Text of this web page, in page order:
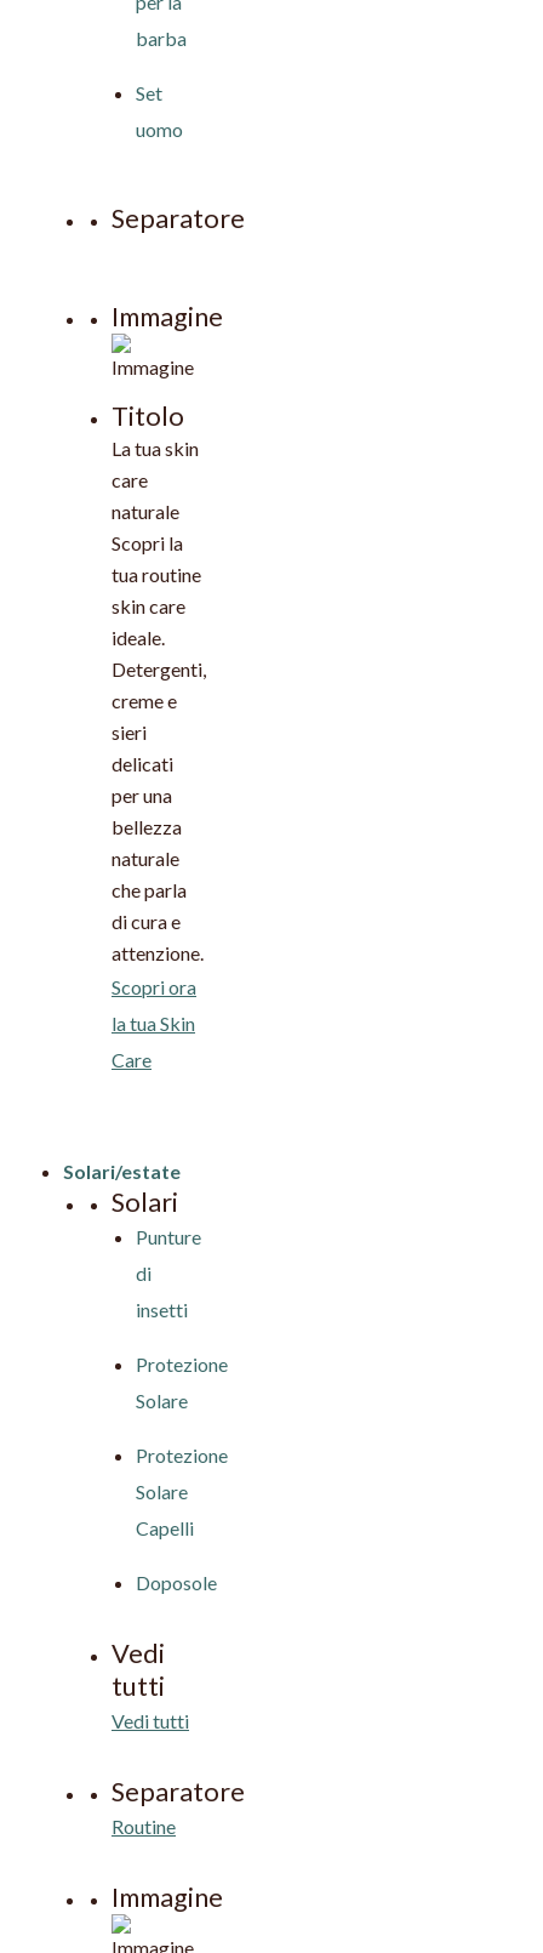
barba
Set
uomo
Separatore
Immagine
Titolo
La tua skin
care
naturale
Scopri la
tua routine
skin care
ideale.
Detergenti,
creme e
sieri
delicati
per una
bellezza
naturale
che parla
di cura e
attenzione.
Scopri ora
la tua Skin
Care
Solari/estate
Solari
Punture
di
insetti
Protezione
Solare
Protezione
Solare
Capelli
Doposole
Vedi
tutti
Vedi tutti
Separatore
Routine
Immagine